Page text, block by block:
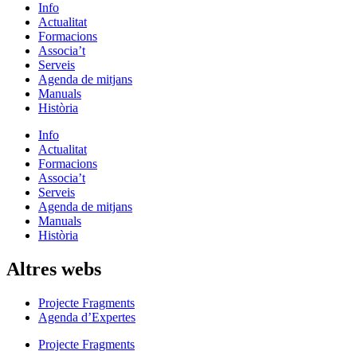
Info
Actualitat
Formacions
Associa’t
Serveis
Agenda de mitjans
Manuals
Història
Info
Actualitat
Formacions
Associa’t
Serveis
Agenda de mitjans
Manuals
Història
Altres webs
Projecte Fragments
Agenda d’Expertes
Projecte Fragments